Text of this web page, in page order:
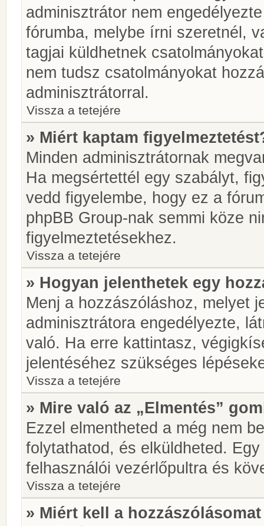
adminisztrátor nem
fórumba, melybe írni szeretnél,
tagjai küldhetnek
nem tudsz csatolmányokat
adminisztrátorral.
Vissza a tetejére
» Miért kaptam
Minden adminisztrátornak
Ha megsértettél egy szabályt,
vedd figyelembe, hogy ez a
phpBB Group-nak semmi köze
figyelmeztetésekhez.
Vissza a tetejére
» Hogyan jelenthetek egy
Menj a hozzászóláshoz, melyet
adminisztrátora engedélyezte,
való. Ha erre kattintasz,
jelentéséhez szükséges
Vissza a tetejére
» Mire való az „Elmentés”
Ezzel elmentheted a még nem
folytathatod, és elküldheted.
felhasználói vezérlőpultra és
Vissza a tetejére
» Miért kell a